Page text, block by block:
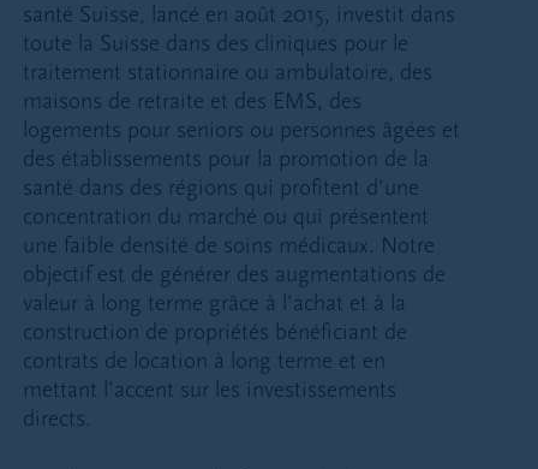
santé Suisse, lancé en août 2015, investit dans
toute la Suisse dans des cliniques pour le
traitement stationnaire ou ambulatoire, des
maisons de retraite et des EMS, des
logements pour seniors ou personnes âgées et
des établissements pour la promotion de la
santé dans des régions qui profitent d’une
concentration du marché ou qui présentent
une faible densité de soins médicaux. Notre
objectif est de générer des augmentations de
valeur à long terme grâce à l’achat et à la
construction de propriétés bénéficiant de
contrats de location à long terme et en
mettant l’accent sur les investissements
directs.